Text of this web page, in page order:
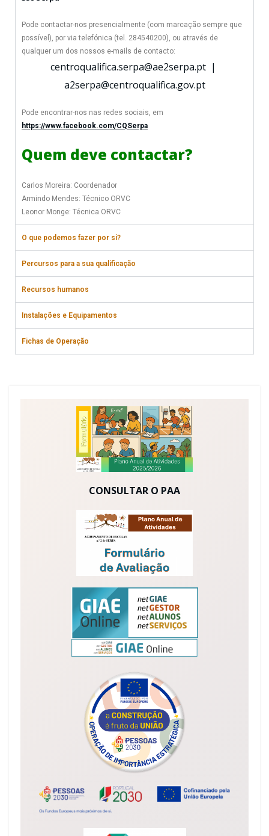
Pode contactar-nos presencialmente (com marcação sempre que
possível), por via telefónica (tel. 284540200), ou através de
qualquer um dos nossos e-mails de contacto:
centroqualifica.serpa@ae2serpa.pt |
a2serpa@centroqualifica.gov.pt
Pode encontrar-nos nas redes sociais, em
https://www.facebook.com/CQSerpa
Quem deve contactar?
Carlos Moreira: Coordenador
Armindo Mendes: Técnico ORVC
Leonor Monge: Técnica ORVC
O que podemos fazer por si?
Percursos para a sua qualificação
Recursos humanos
Instalações e Equipamentos
Fichas de Operação
CONSULTAR O PAA